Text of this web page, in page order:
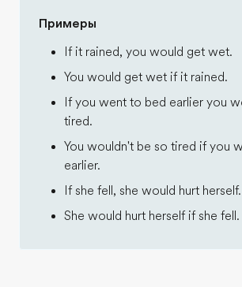
Примеры
If it rained, you would get wet.
You would get wet if it rained.
If you went to bed earlier you
tired.
You wouldn't be so tired if you
earlier.
If she fell, she would hurt herself.
She would hurt herself if she fell.